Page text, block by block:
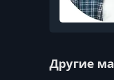
Другие